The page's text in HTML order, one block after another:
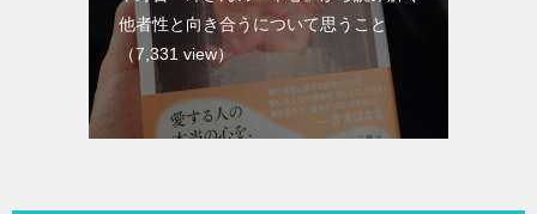
他者性と向き合うについて思うこと
（7,331 view）